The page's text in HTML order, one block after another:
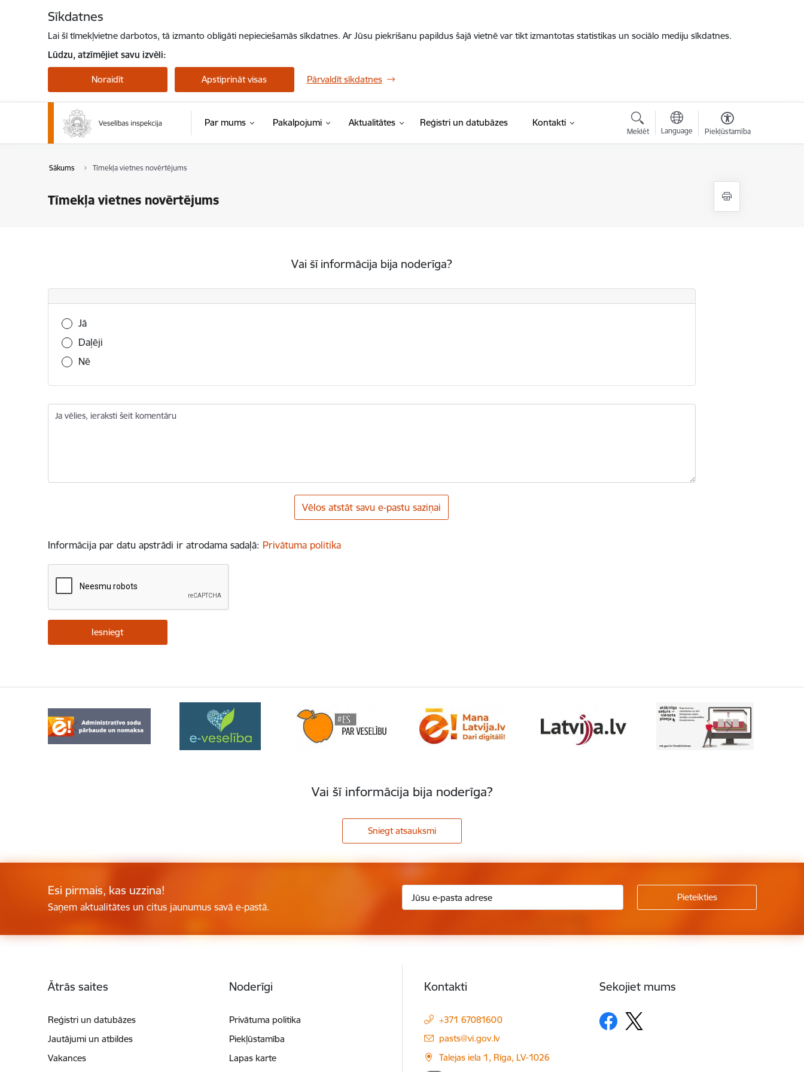
Sīkdatnes
Lai šī tīmekļvietne darbotos, tā izmanto obligāti nepieciešamās sīkdatnes. Ar Jūsu piekrišanu papildus šajā vietnē var tikt izmantotas statistikas un sociālo mediju sīkdatnes.
Lūdzu, atzīmējiet savu izvēli:
Noraidīt Apstiprināt visas Pārvaldīt sīkdatnes
Par mums Pakalpojumi Aktualitātes Reģistri un datubāzes Kontakti
Meklēt Language Piekļūstamība
Sākums Tīmekļa vietnes novērtējums
Tīmekļa vietnes novērtējums
Vai šī informācija bija noderīga?
Vai šī informācija bija noderīga?
Jā
Daļēji
Nē
Ja vēlies, ieraksti šeit komentāru
Vēlos atstāt savu e-pastu saziņai
Informācija par datu apstrādi ir atrodama sadaļā: Privātuma politika
Vai šī informācija bija noderīga?
Sniegt atsauksmi
Esi pirmais, kas uzzina!
Saņem aktualitātes un citus jaunumus savā e-pastā.
Ātrās saites
Reģistri un datubāzes
Jautājumi un atbildes
Vakances
Noderīgi
Privātuma politika
Piekļūstamība
Lapas karte
Kontakti
+371 67081600
E-pasts:
pasts@vi.gov.lv
Talejas iela 1, Rīga, LV-1026
Sekojiet mums